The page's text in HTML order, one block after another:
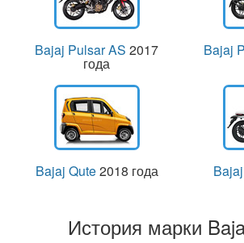
Bajaj Pulsar AS 2017
года
Bajaj
Bajaj Qute2018 года
История марки